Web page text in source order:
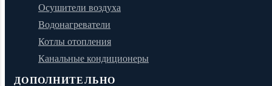
Осушители воздуха
Водонагреватели
Котлы отопления
Канальные кондиционеры
ДОПОЛНИТЕЛЬНО